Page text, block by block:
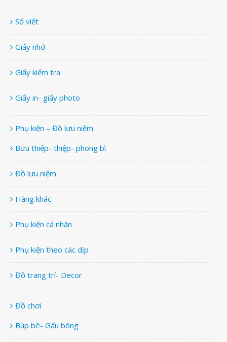
Sổ viết
Giấy nhớ
Giấy kiểm tra
Giấy in- giấy photo
Phụ kiện – Đồ lưu niệm
Bưu thiếp- thiệp- phong bì
Đồ lưu niệm
Hàng khác
Phụ kiện cá nhân
Phụ kiện theo các dịp
Đồ trang trí- Decor
Đồ chơi
Búp bê- Gấu bông